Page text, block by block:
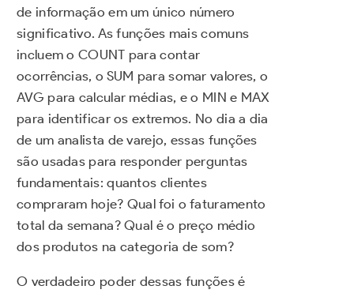
de informação em um único número
significativo. As funções mais comuns
incluem o COUNT para contar
ocorrências, o SUM para somar valores, o
AVG para calcular médias, e o MIN e MAX
para identificar os extremos. No dia a dia
de um analista de varejo, essas funções
são usadas para responder perguntas
fundamentais: quantos clientes
compraram hoje? Qual foi o faturamento
total da semana? Qual é o preço médio
dos produtos na categoria de som?
O verdadeiro poder dessas funções é